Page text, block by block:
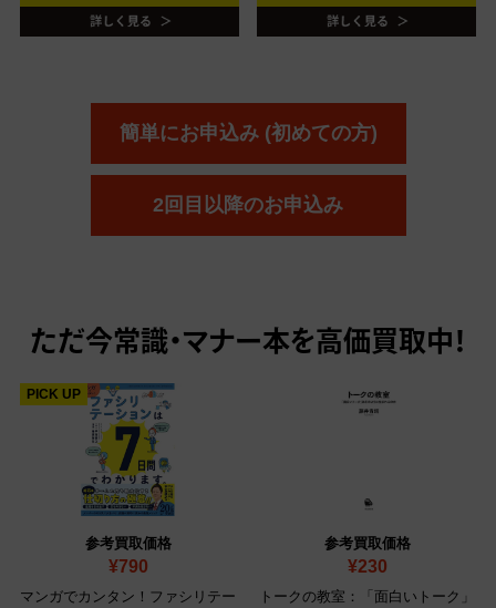
簡単にお申込み (初めての方)
2回目以降のお申込み
ただ今常識・マナー本を高価買取中！
参考買取価格
¥790
PICK UP
マンガでカンタン！ファシリテー
参考買取価格
¥230
トークの教室：「面白いトーク」